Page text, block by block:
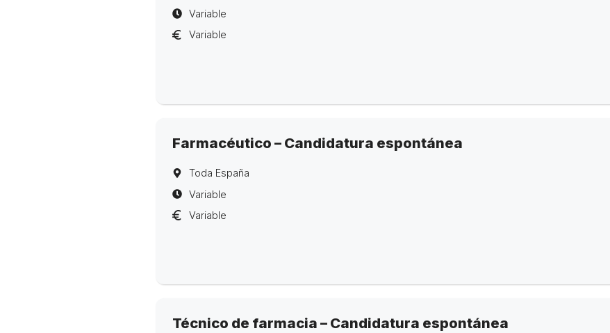
Variable
Variable
Farmacéutico – Candidatura espontánea
Toda España
Variable
Variable
Técnico de farmacia – Candidatura espontánea